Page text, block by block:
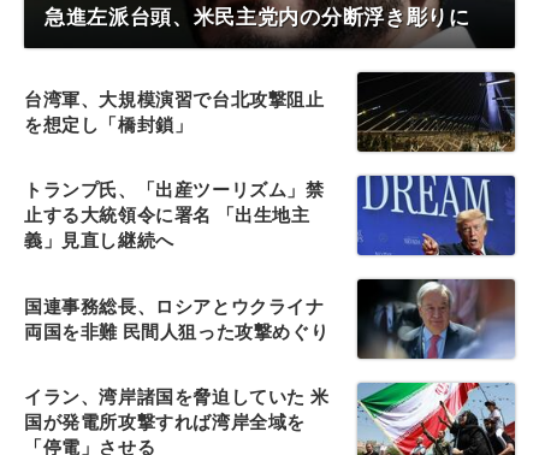
急進左派台頭、米民主党内の分断浮き彫りに
台湾軍、大規模演習で台北攻撃阻止
を想定し「橋封鎖」
トランプ氏、「出産ツーリズム」禁
止する大統領令に署名 「出生地主
義」見直し継続へ
国連事務総長、ロシアとウクライナ
両国を非難 民間人狙った攻撃めぐり
イラン、湾岸諸国を脅迫していた 米
国が発電所攻撃すれば湾岸全域を
「停電」させる